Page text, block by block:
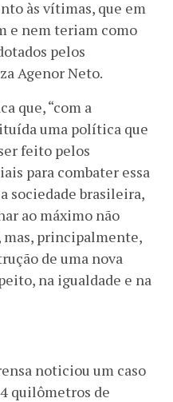
às vítimas, que em
e nem teriam como
pelos
Agenor Neto.
que, “com a
uma política que
feito pelos
para combater essa
sociedade brasileira,
ao máximo não
mas, principalmente,
de uma nova
na igualdade e na
noticiou um caso
quilômetros de